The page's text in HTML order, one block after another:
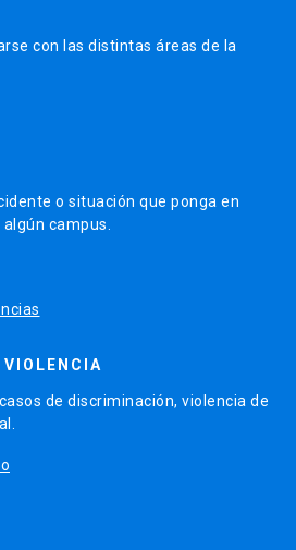
con las distintas áreas de la
o situación que ponga en
campus.
de discriminación, violencia de